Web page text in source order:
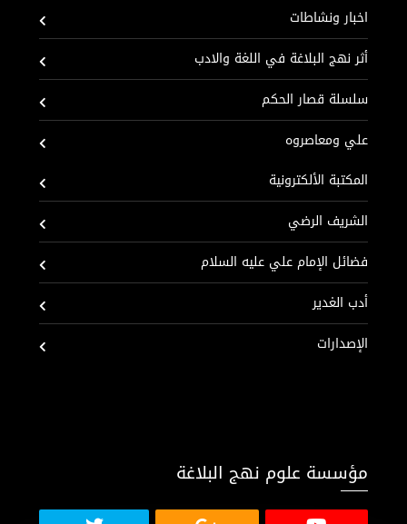
اخبار ونشاطات
أثر نهج البلاغة في اللغة والادب
سلسلة قصار الحكم
علي ومعاصروه
المكتبة الألكترونية
الشريف الرضي
فضائل الإمام علي عليه السلام
أدب الغدير
الإصدارات
مؤسسة علوم نهج البلاغة